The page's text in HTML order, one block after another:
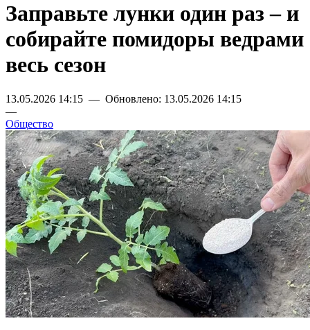
Заправьте лунки один раз – и
собирайте помидоры ведрами
весь сезон
13.05.2026 14:15 — Обновлено: 13.05.2026 14:15
—
Общество